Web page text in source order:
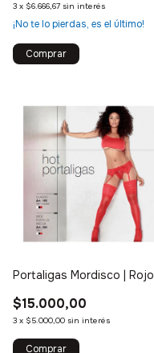
3 x $6.666,67 sin interés
¡No te lo pierdas, es el último!
Comprar
Portaligas Mordisco | Rojo
$15.000,00
3 x $5.000,00 sin interés